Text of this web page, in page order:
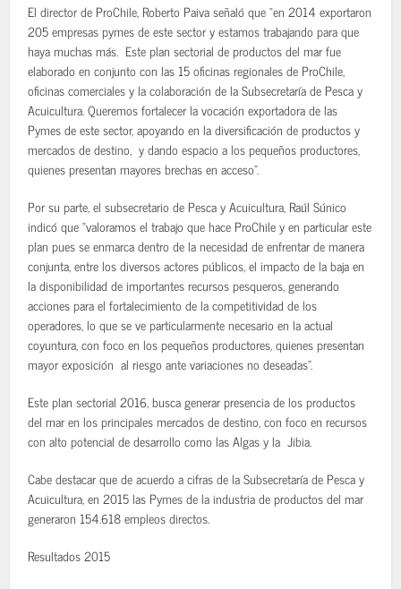
El director de ProChile, Roberto Paiva señaló que “en 2014 exportaron
205 empresas pymes de este sector y estamos trabajando para que
haya muchas más. Este plan sectorial de productos del mar fue
elaborado en conjunto con las 15 oficinas regionales de ProChile,
oficinas comerciales y la colaboración de la Subsecretaría de Pesca y
Acuicultura. Queremos fortalecer la vocación exportadora de las
Pymes de este sector, apoyando en la diversificación de productos y
mercados de destino, y dando espacio a los pequeños productores,
quienes presentan mayores brechas en acceso”.
Por su parte, el subsecretario de Pesca y Acuicultura, Raúl Súnico
indicó que “valoramos el trabajo que hace ProChile y en particular este
plan pues se enmarca dentro de la necesidad de enfrentar de manera
conjunta, entre los diversos actores públicos, el impacto de la baja en
la disponibilidad de importantes recursos pesqueros, generando
acciones para el fortalecimiento de la competitividad de los
operadores, lo que se ve particularmente necesario en la actual
coyuntura, con foco en los pequeños productores, quienes presentan
mayor exposición al riesgo ante variaciones no deseadas”.
Este plan sectorial 2016, busca generar presencia de los productos
del mar en los principales mercados de destino, con foco en recursos
con alto potencial de desarrollo como las Algas y la Jibia.
Cabe destacar que de acuerdo a cifras de la Subsecretaría de Pesca y
Acuicultura, en 2015 las Pymes de la industria de productos del mar
generaron 154.618 empleos directos.
Resultados 2015